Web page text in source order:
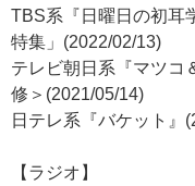
TBS系『日曜日の初耳
特集」(2022/02/13)
テレビ朝日系『マツコ
修＞(2021/05/14)
日テレ系『バケット』
【ラジオ】